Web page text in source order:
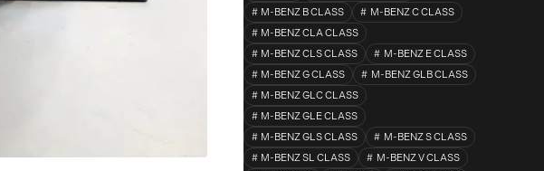
M-BENZ B CLASS
M-BENZ C CLASS
M-BENZ CLA CLASS
M-BENZ CLS CLASS
M-BENZ E CLASS
M-BENZ G CLASS
M-BENZ GLB CLASS
M-BENZ GLC CLASS
M-BENZ GLE CLASS
M-BENZ GLS CLASS
M-BENZ S CLASS
M-BENZ SL CLASS
M-BENZ V CLASS